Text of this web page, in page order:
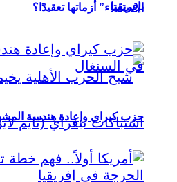
بإفريقيا
الاستفتاء” أزماتها تعقيدًا؟
حزب كيراي وإعادة هندسة